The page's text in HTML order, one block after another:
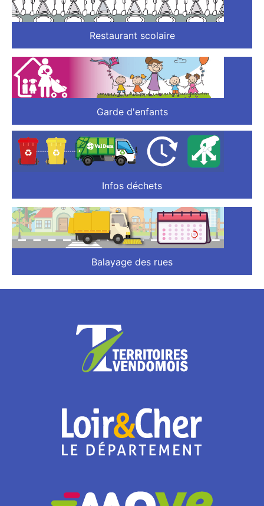
Restaurant scolaire
Garde d'enfants
Infos déchets
Balayage des rues